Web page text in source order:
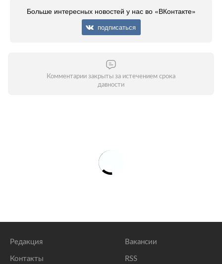
Больше интересных новостей у нас во «ВКонтакте»
подписаться
Комментарии закрыты за истечением срока
давности
Редакция
Контакты
Вакансии
RSS